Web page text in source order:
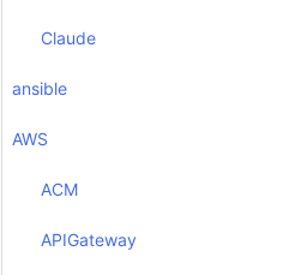
Claude
ansible
AWS
ACM
APIGateway